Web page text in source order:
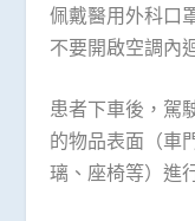
佩戴醫用外科口
不要開啟空調內
患者下車後，駕
的物品表面（車
璃、座椅等）進